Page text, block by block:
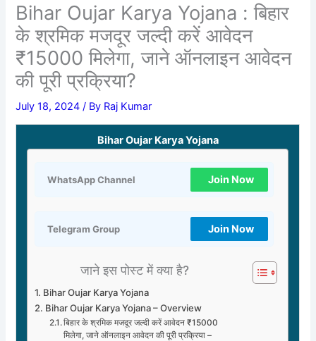
Bihar Oujar Karya Yojana : बिहार
के श्रमिक मजदूर जल्दी करें आवेदन
₹15000 मिलेगा, जाने ऑनलाइन आवेदन
की पूरी प्रक्रिया?
July 18, 2024/ By Raj Kumar
Bihar Oujar Karya Yojana
WhatsApp Channel Join Now
Telegram Group Join Now
जाने इस पोस्ट में क्या है?
Bihar Oujar Karya Yojana
Bihar Oujar Karya Yojana – Overview
बिहार के श्रमिक मजदूर जल्दी करें आवेदन ₹15000
मिलेगा, जाने ऑनलाइन आवेदन की पूरी प्रक्रिया –